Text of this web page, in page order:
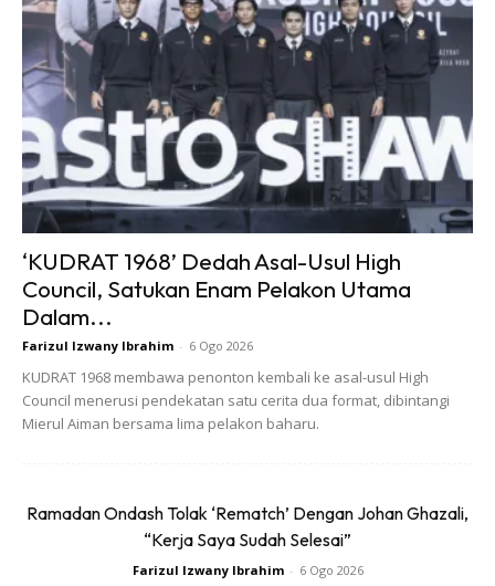
2) T-SHIRT BERLOGO BESAR
T-shirt merupakan baju yang sangat versatail yang boleh
digayakan dengan pelbagai jenis pakaian lain. Namun ada
satu perkara yang tidak harus anda lakukan. Jangan
sesekali memakai t-shirt dengan cetakan jenama yang
terlalu besar. Ingat anda bukannya papan iklan gergasi
bergerak.
Artikel berkaitan:
Pakaian, Bukan Ikut Trend Fesyen Semata
Ads
‘KUDRAT 1968’ Dedah Asal-Usul High
Council, Satukan Enam Pelakon Utama
Dalam...
Farizul Izwany Ibrahim - 6 Ogo 2026
KUDRAT 1968 membawa penonton kembali ke asal-usul High
Council menerusi pendekatan satu cerita dua format, dibintangi
Mierul Aiman bersama lima pelakon baharu.
Ramadan Ondash Tolak ‘Rematch’ Dengan Johan Ghazali,
“Kerja Saya Sudah Selesai”
Farizul Izwany Ibrahim - 6 Ogo 2026